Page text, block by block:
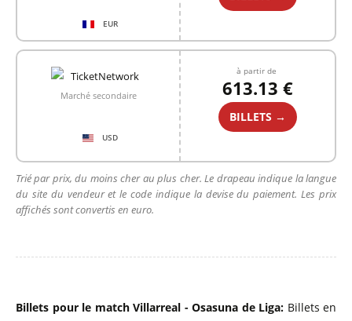
EUR
Marché secondaire
USD
à partir de
613.13 €
BILLETS →
Trié par prix, du moins cher au plus cher. Le drapeau indique la langue
du site du vendeur et le code indique la devise du paiement. Les prix
affichés sont convertis en euro.
Billets pour le match Villarreal - Osasuna de Liga: Billets en